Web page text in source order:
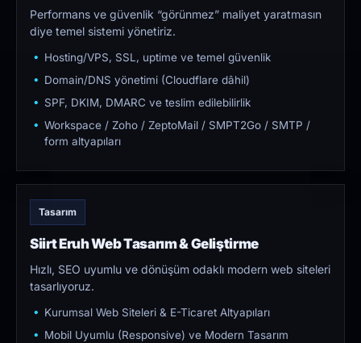
Performans ve güvenlik “görünmez” maliyet yaratmasın
diye temel sistemi yönetiriz.
Hosting/VPS, SSL, uptime ve temel güvenlik
Domain/DNS yönetimi (Cloudflare dâhil)
SPF, DKIM, DMARC ve teslim edilebilirlik
Workspace / Zoho / ZeptoMail / SMPT2Go / SMTP /
form altyapıları
Tasarım
Siirt Eruh Web Tasarım & Geliştirme
Hızlı, SEO uyumlu ve dönüşüm odaklı modern web siteleri
tasarlıyoruz.
Kurumsal Web Siteleri & E-Ticaret Altyapıları
Mobil Uyumlu (Responsive) ve Modern Tasarım